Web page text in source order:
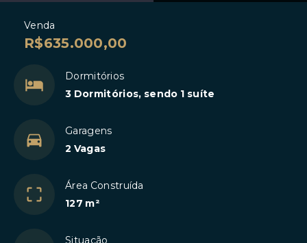
Venda
R$635.000,00
Dormitórios
3 Dormitórios, sendo 1 suíte
Garagens
2 Vagas
Área Construída
127 m²
Situação